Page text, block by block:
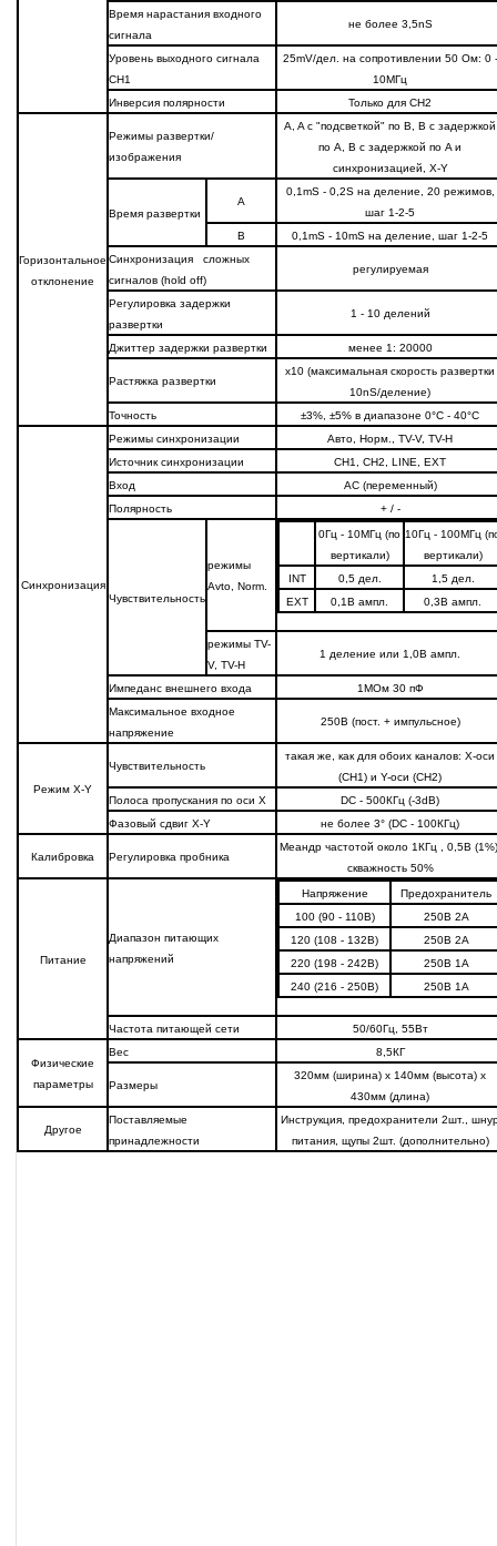
Время нарастания входного
сигнала
не более 3,5nS
Уровень выходного сигнала
CH1
25mV/дел. на сопротивлении 50 Ом: 0 -
10МГц
Инверсия полярности
Только для CH2
Горизонтальное
отклонение
Режимы развертки/
изображения
A, A с "подсветкой" по B, B с задержкой
по A, B с задержкой по A и
синхронизацией, X-Y
Время развертки
A
0,1mS - 0,2S на деление, 20 режимов,
шаг 1-2-5
B
0,1mS - 10mS на деление, шаг 1-2-5
Синхронизация сложных
сигналов (hold off)
регулируемая
Регулировка задержки
развертки
1 - 10 делений
Джиттер задержки развертки менее 1: 20000
Растяжка развертки
х10 (максимальная скорость развертки
10nS/деление)
Точность
±3%, ±5% в диапазоне 0°С - 40°С
Синхронизация
Режимы синхронизации
Авто, Норм., TV-V, TV-H
Источник синхронизации
CH1, CH2, LINE, EXT
Вход
AC (переменный)
Полярность
+ / -
Чувствительность
режимы
Avto, Norm.
0Гц - 10МГц (по
вертикали)
10Гц - 100МГц
вертикали)
INT
0,5 дел.
1,5 дел.
EXT
0,1В ампл. 0,3В ампл.
режимы TV-
V, TV-H
1 деление или 1,0В ампл.
Импеданс внешнего входа
1МОм 30 пФ
Максимальное входное
напряжение
250В (пост. + импульсное)
Режим X-Y
Чувствительность
такая же, как для обоих каналов: X-оси
(CH1) и Y-оси (CH2)
Полоса пропускания по оси X
DC - 500КГц (-3dB)
Фазовый сдвиг X-Y
не более 3° (DC - 100КГц)
Калибровка Регулировка пробника
Меандр частотой около 1КГц , 0,5В
скважность 50%
Питание
Диапазон питающих
напряжений
Напряжение
Предохранитель
100 (90 - 110В)
250В 2А
120 (108 - 132В)
250В 2А
220 (198 - 242В)
250В 1А
240 (216 - 250В)
250В 1А
Частота питающей сети 50/60Гц, 55Вт
Физические
параметры
Вес 8,5КГ
Размеры
320мм (ширина) х 140мм (высота) х
430мм (длина)
Другое
Поставляемые
принадлежности
Инструкция, предохранители 2шт.,
питания, щупы 2шт. (дополнительно)